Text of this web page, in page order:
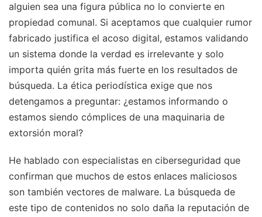
alguien sea una figura pública no lo convierte en
propiedad comunal. Si aceptamos que cualquier rumor
fabricado justifica el acoso digital, estamos validando
un sistema donde la verdad es irrelevante y solo
importa quién grita más fuerte en los resultados de
búsqueda. La ética periodística exige que nos
detengamos a preguntar: ¿estamos informando o
estamos siendo cómplices de una maquinaria de
extorsión moral?
He hablado con especialistas en ciberseguridad que
confirman que muchos de estos enlaces maliciosos
son también vectores de malware. La búsqueda de
este tipo de contenidos no solo daña la reputación de